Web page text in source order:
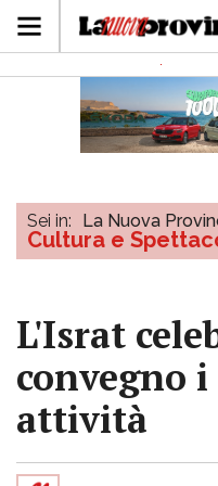
Sei in: La Nuova
Cultura e
L'Israt
convegno
attività